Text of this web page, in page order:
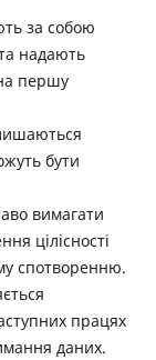
за собою
надають
першу
бути
вимагати
цілісності
спотворенню.
працях
даних.